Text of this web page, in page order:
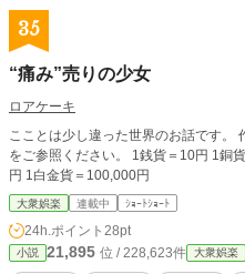
35
“痛み”売りの少女
ロアケーキ
こことは少し違った世界のお話です。 作中に登場するお金の価値として、以下
をご参照ください。 1銭貨＝10円 1銅貨＝100円 1銀貨＝1,000円 1金貨＝10,000
円 1白金貨＝100,000円
大衆娯楽 連載中 ｼｮｰﾄｼｮｰﾄ
24h.ポイント 28pt
小説 21,895 位 / 228,623件 大衆娯楽